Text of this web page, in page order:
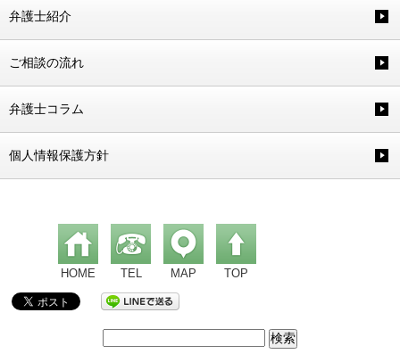
弁護士紹介
ご相談の流れ
弁護士コラム
個人情報保護方針
HOME TEL MAP TOP